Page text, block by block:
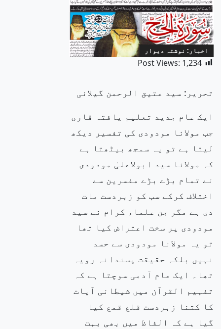
اخبار: نوشتہ دیوار
Post Views: 1,234
تحریر: سید عتیق الرحمن گیلانی
ایک عام جدید تعلیم یافتہ قاری
جب مولانا مودودی کی تفسیر دیکھ
لیتا ہے تو یہ سمجھ بیٹھتا ہے
کہ مولانا سید ابولاعلیٰ مودودی
نے تمام بڑے بڑے مفسرین سے
اختلاف کرکے سب کو زبردست مات
دی ہے مگر جن علماء کرام نے سید
مودودی پر سخت اعتراض کیا تھا
تو یہ مولانا مودودی سے حسد
نہیں بلکہ حقیقت پسندانہ رویہ
تھا۔ ایک عام آدمی سوچتا ہے کہ
تفہیم القرآن میں شیطانی آیات
کا کتنا زبردست قلع قمع کیا
گیا ہے کہ الفاظ میں بھی بہت